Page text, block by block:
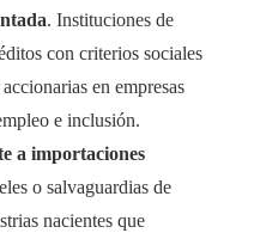
. Instituciones de
con criterios sociales
en empresas
e inclusión.
a importaciones
o salvaguardias de
nacientes que